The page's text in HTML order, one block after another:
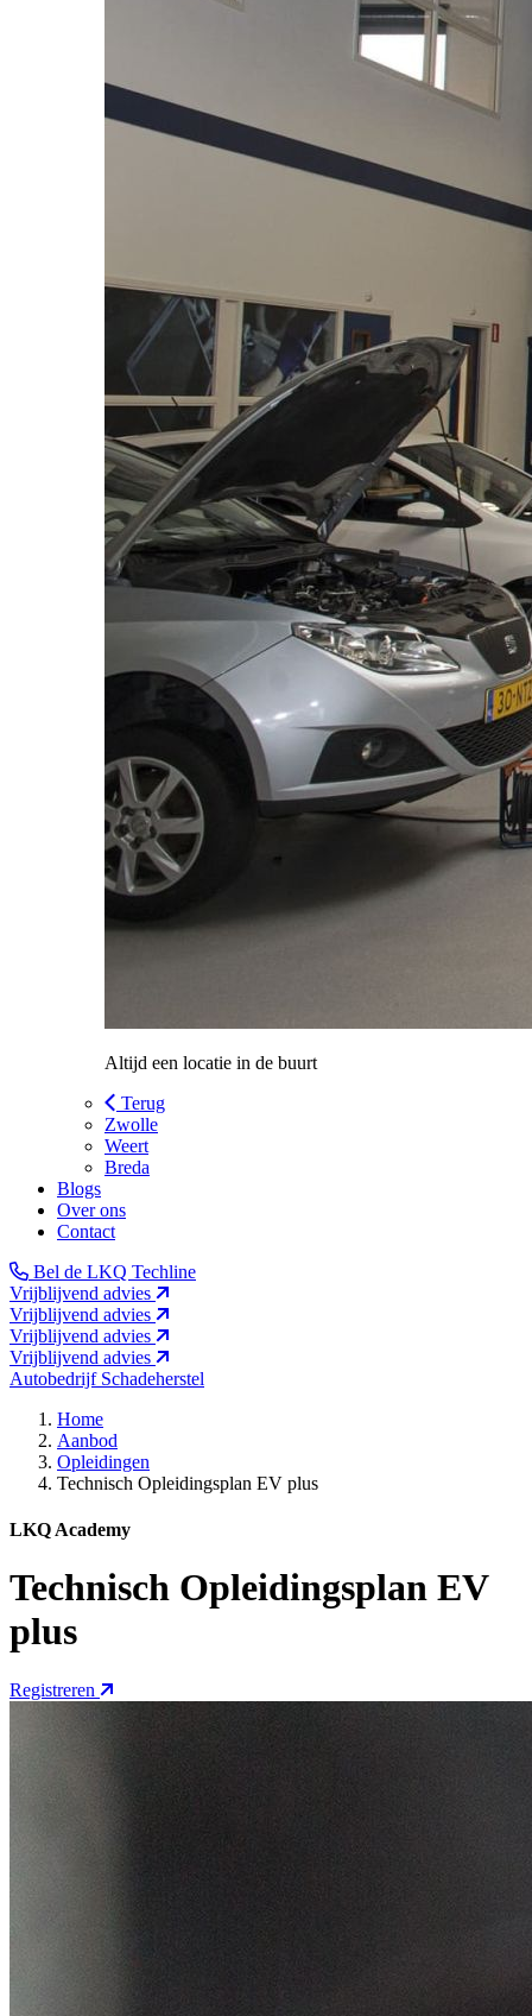
Altijd een locatie in de buurt
Terug
Zwolle
Weert
Breda
Blogs
Over ons
Contact
Bel de LKQ Techline
Vrijblijvend advies
Vrijblijvend advies
Vrijblijvend advies
Vrijblijvend advies
Autobedrijf Schadeherstel
Home
Aanbod
Opleidingen
Technisch Opleidingsplan EV plus
LKQ Academy
Technisch Opleidingsplan EV
plus
Registreren